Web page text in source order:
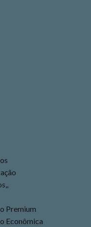
Premium
Econômica